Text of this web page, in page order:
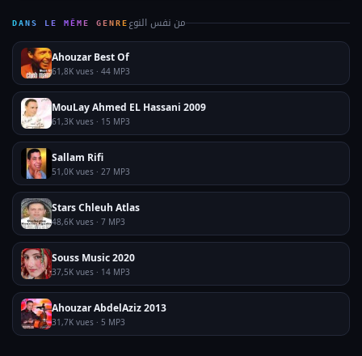
DANS LE MÊME GENRE من نفس النوع
Ahouzar Best Of
61,8K vues · 44 MP3
MouLay Ahmed EL Hassani 2009
61,3K vues · 15 MP3
Sallam Rifi
51,0K vues · 27 MP3
Stars Chleuh Atlas
48,6K vues · 7 MP3
Souss Music 2020
37,5K vues · 14 MP3
Ahouzar AbdelAziz 2013
31,7K vues · 5 MP3